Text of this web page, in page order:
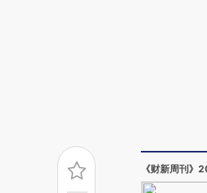
《财新周刊》